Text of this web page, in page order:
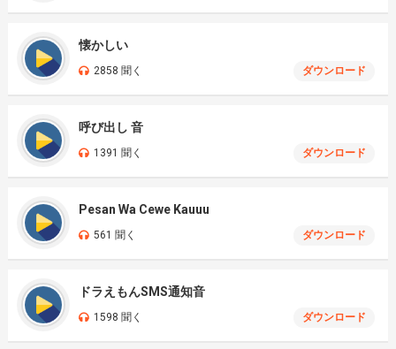
懐かしい
2858 聞く ダウンロード
呼び出し 音
1391 聞く ダウンロード
Pesan Wa Cewe Kauuu
561 聞く ダウンロード
ドラえもんSMS通知音
1598 聞く ダウンロード